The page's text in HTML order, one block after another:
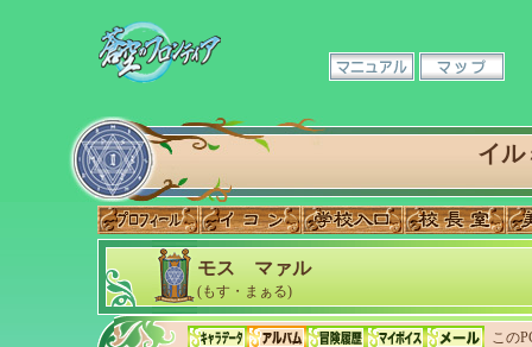
イル
モス マァル
(もす・まぁる)
この